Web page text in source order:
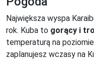
Największa wyspa
rok. Kuba to gorący i
temperaturą na
zaplanujesz wczasy na